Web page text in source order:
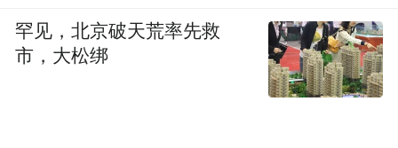
罕见，北京破天荒率先救
市，大松绑